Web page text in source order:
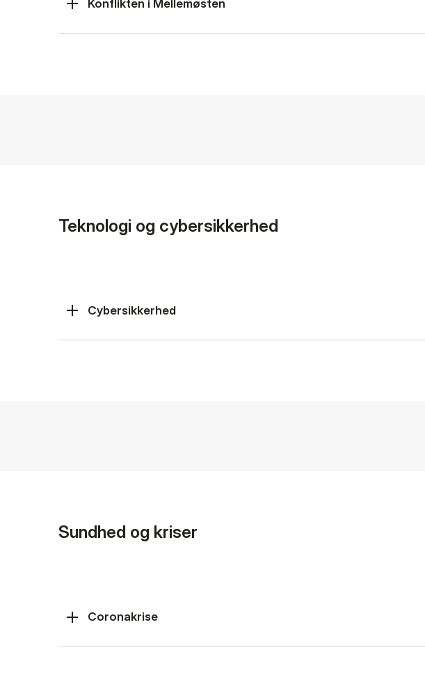
Konflikten i Mellemøsten
Teknologi og cybersikkerhed
Cybersikkerhed
Sundhed og kriser
Coronakrise